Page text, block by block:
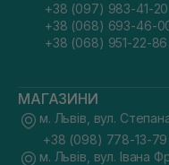
+38 (097) 983-41-20
+38 (068) 693-46-
+38 (068) 951-22-86
МАГАЗИНИ
м. Львів, вул.
+38 (098) 778-13-79
м. Львів, вул. Івана